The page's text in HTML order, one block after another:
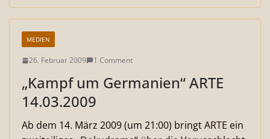
MEDIEN
26. Februar 2009 1 Comment
„Kampf um Germanien“ ARTE
14.03.2009
Ab dem 14. März 2009 (um 21:00) bringt ARTE ein